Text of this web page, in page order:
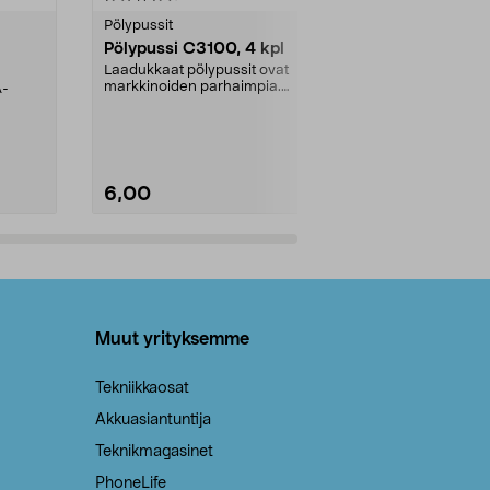
Pölypussit
Pölypussi C3100, 4 kpl
Laadukkaat pölypussit ovat
markkinoiden parhaimpia.
6,00
Muut yrityksemme
Tekniikkaosat
Akkuasiantuntija
Teknikmagasinet
PhoneLife